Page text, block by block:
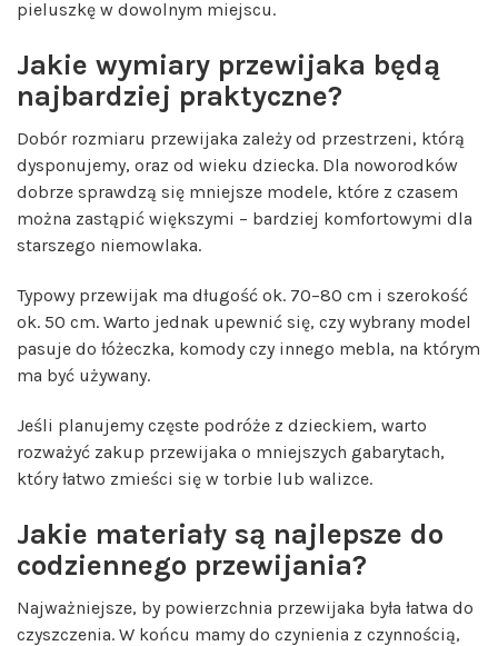
pieluszkę w dowolnym miejscu.
Jakie wymiary przewijaka będą
najbardziej praktyczne?
Dobór rozmiaru przewijaka zależy od przestrzeni, którą
dysponujemy, oraz od wieku dziecka. Dla noworodków
dobrze sprawdzą się mniejsze modele, które z czasem
można zastąpić większymi – bardziej komfortowymi dla
starszego niemowlaka.
Typowy przewijak ma długość ok. 70–80 cm i szerokość
ok. 50 cm. Warto jednak upewnić się, czy wybrany model
pasuje do łóżeczka, komody czy innego mebla, na którym
ma być używany.
Jeśli planujemy częste podróże z dzieckiem, warto
rozważyć zakup przewijaka o mniejszych gabarytach,
który łatwo zmieści się w torbie lub walizce.
Jakie materiały są najlepsze do
codziennego przewijania?
Najważniejsze, by powierzchnia przewijaka była łatwa do
czyszczenia. W końcu mamy do czynienia z czynnością,